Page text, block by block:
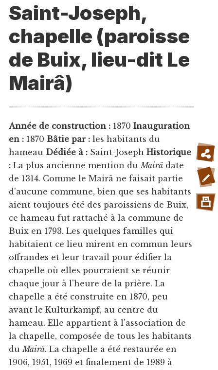
Saint-Joseph,
chapelle (paroisse
de Buix, lieu-dit Le
Mairâ)
Année de construction :1870 Inauguration
en :1870 Bâtie par :les habitants du
hameau Dédiée à :Saint-Joseph Historique
:La plus ancienne mention duMairâdate
de 1314. Comme le Mairâ ne faisait partie
d'aucune commune, bien que ses habitants
aient toujours été des paroissiens de Buix,
ce hameau fut rattaché à la commune de
Buix en 1793. Les quelques familles qui
habitaient ce lieu mirent en commun leurs
offrandes et leur travail pour édifier la
chapelle où elles pourraient se réunir
chaque jour à l'heure de la prière. La
chapelle a été construite en 1870, peu
avant le Kulturkampf, au centre du
hameau. Elle appartient à l'association de
la chapelle, composée de tous les habitants
duMairâ. La chapelle a été restaurée en
1906, 1951, 1969 et finalement de 1989 à